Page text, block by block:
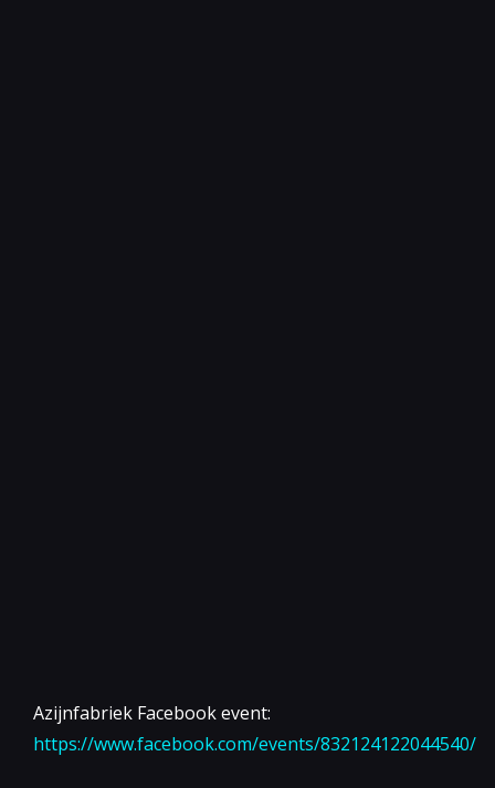
Azijnfabriek Facebook event:
https://www.facebook.com/events/832124122044540/